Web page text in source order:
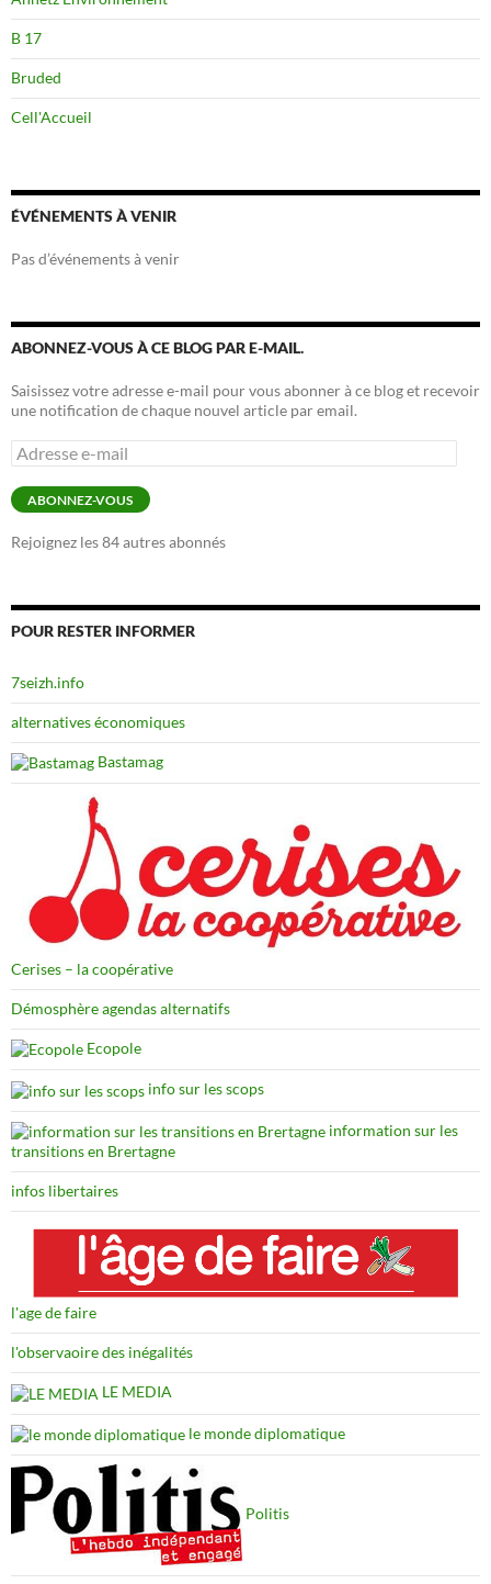
B 17
Bruded
Cell'Accueil
ÉVÉNEMENTS À VENIR
Pas d’événements à venir
ABONNEZ-VOUS À CE BLOG PAR E-MAIL.
Saisissez votre adresse e-mail pour vous abonner à ce blog et recevoir
une notification de chaque nouvel article par email.
Adresse
e-
mail
ABONNEZ-VOUS
Rejoignez les 84 autres abonnés
POUR RESTER INFORMER
7seizh.info
alternatives économiques
Bastamag
Cerises – la coopérative
Démosphère agendas alternatifs
Ecopole
info sur les scops
information sur les
transitions en Brertagne
infos libertaires
l'age de faire
l'observaoire des inégalités
LE MEDIA
le monde diplomatique
Politis